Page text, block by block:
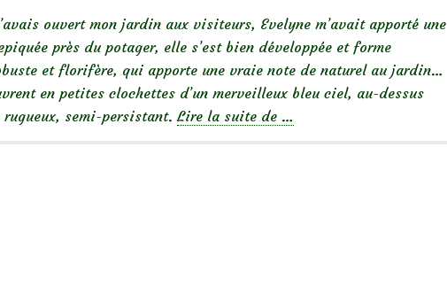
ouvert mon jardin aux visiteurs, Evelyne m’avait apporté une
près du potager, elle s’est bien développée et forme
et florifère, qui apporte une vraie note de naturel au jardin…
en petites clochettes d’un merveilleux bleu ciel, au-dessus
semi-persistant. Lire la suite de …